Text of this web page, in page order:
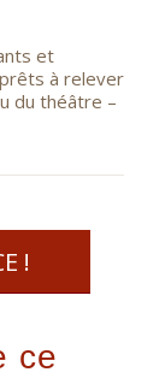
et
à relever
du théâtre –
!
ce